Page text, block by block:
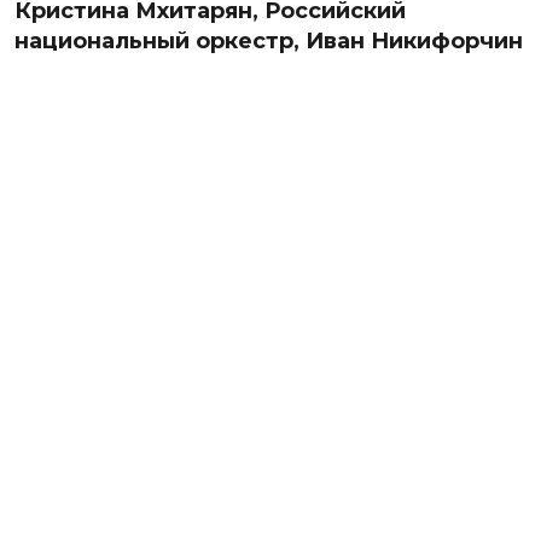
Кристина Мхитарян, Российский
национальный оркестр, Иван Никифорчин